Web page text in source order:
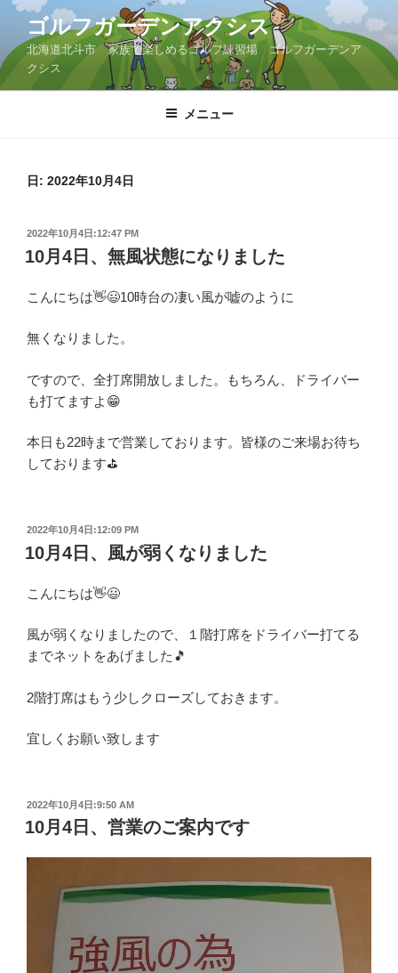
テ
ン
ツ
ゴルフガーデンアクシス
北海道北斗市 家族で楽しめるゴルフ練習場 ゴルフガーデンア
クシス
メニュー
日: 2022年10月4日
投
稿
日:
2022年10月4日:12:47 PM
10月4日、無風状態になりました
こんにちは👋😃10時台の凄い風が嘘のように
無くなりました。
ですので、全打席開放しました。もちろん、ドライバー
も打てますよ😁
本日も22時まで営業しております。皆様のご来場お待ち
しております⛳
投
稿
日:
2022年10月4日:12:09 PM
10月4日、風が弱くなりました
こんにちは👋😃
風が弱くなりましたので、１階打席をドライバー打てる
までネットをあげました🎵
2階打席はもう少しクローズしておきます。
宜しくお願い致します
投
稿
日:
2022年10月4日:9:50 AM
10月4日、営業のご案内です